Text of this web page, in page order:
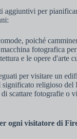
aggiuntivi per
poiché
fotografica
e le opere d'arte
per visitare un
significato religioso del
scattare fotografie o
ogni visitatore di